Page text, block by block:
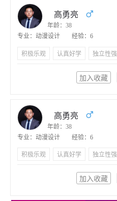
高勇亮
年龄：38
专业：动漫设计
经验：6
积极乐观 认真好学 独立性强
加入收藏
高勇亮
年龄：38
专业：动漫设计
经验：6
积极乐观 认真好学 独立性强
加入收藏